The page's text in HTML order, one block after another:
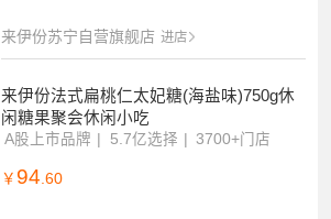
来伊份苏宁自营旗舰店 进店
来伊份法式扁桃仁太妃糖(海盐味)750g休
闲糖果聚会休闲小吃
A股上市品牌 5.7亿选择 3700+门店
￥ 94 .60